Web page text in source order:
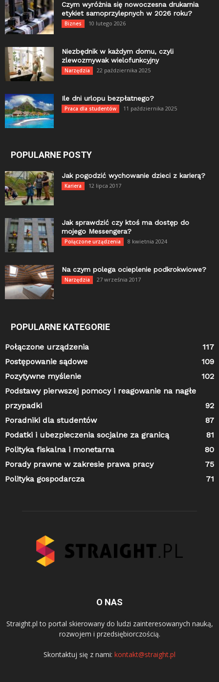
Czym wyróżnia się nowoczesna drukarnia
etykiet samoprzylepnych w 2026 roku?
Biznes 10 lutego 2026
Niezbędnik w każdym domu, czyli
zlewozmywak wielofunkcyjny
Narzędzia 22 października 2025
Ile dni urlopu bezpłatnego?
Praca dla studentów 11 października 2025
POPULARNE POSTY
Jak pogodzić wychowanie dzieci z karierą?
Kariera 12 lipca 2017
Jak sprawdzić czy ktoś ma dostęp do
mojego Messengera?
Połączone urządzenia 8 kwietnia 2024
Na czym polega ocieplenie podkrokwiowe?
Narzędzia 27 września 2017
POPULARNE KATEGORIE
Połączone urządzenia
117
Postępowanie sądowe
109
Pozytywne myślenie
102
Podstawy pierwszej pomocy i reagowanie na nagłe
przypadki
92
Poradniki dla studentów
87
Podatki i ubezpieczenia socjalne za granicą
81
Polityka fiskalna i monetarna
80
Porady prawne w zakresie prawa pracy
75
Polityka gospodarcza
71
O NAS
Straight.pl to portal skierowany do ludzi zainteresowanych nauką,
rozwojem i przedsiębiorczością.
Skontaktuj się z nami: kontakt@straight.pl